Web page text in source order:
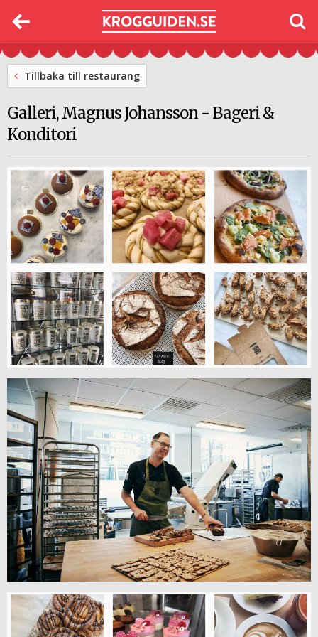
Tillbaka till restaurang
Galleri, Magnus Johansson - Bageri &
Konditori